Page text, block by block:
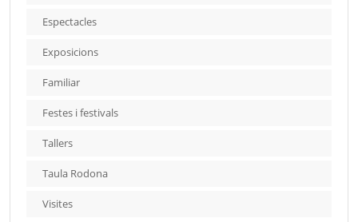
Espectacles
Exposicions
Familiar
Festes i festivals
Tallers
Taula Rodona
Visites